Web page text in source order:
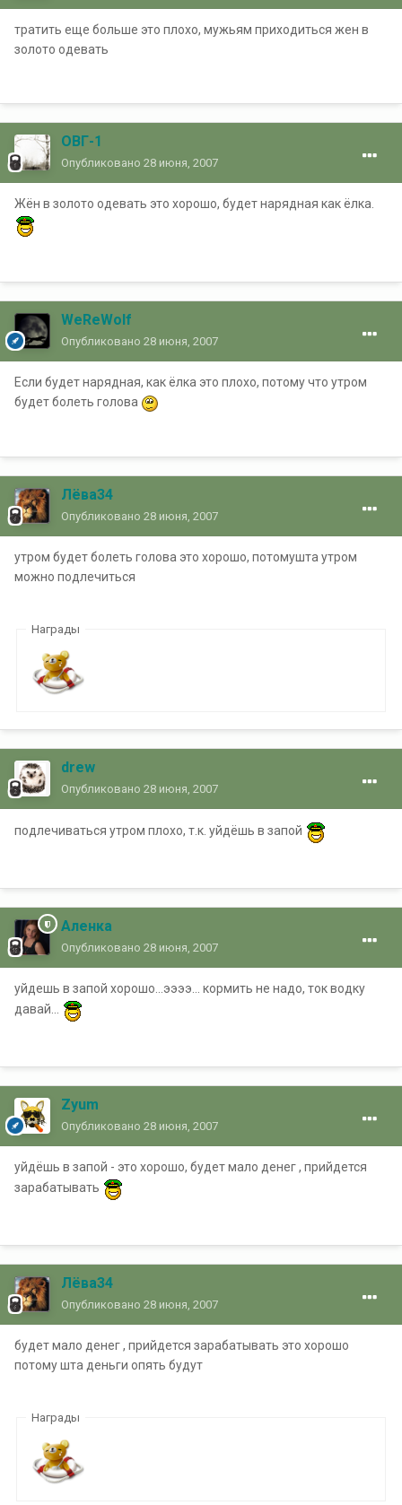
тратить еще больше это плохо, мужьям приходиться жен в
золото одевать
ОВГ-1
Опубликовано 28 июня, 2007
Жён в золото одевать это хорошо, будет нарядная как ёлка.
WeReWolf
Опубликовано 28 июня, 2007
Если будет нарядная, как ёлка это плохо, потому что утром
будет болеть голова
Лёва34
Опубликовано 28 июня, 2007
утром будет болеть голова это хорошо, потомушта утром
можно подлечиться
Награды
drew
Опубликовано 28 июня, 2007
подлечиваться утром плохо, т.к. уйдёшь в запой
Аленка
Опубликовано 28 июня, 2007
уйдешь в запой хорошо...ээээ... кормить не надо, ток водку
давай...
Zyum
Опубликовано 28 июня, 2007
уйдёшь в запой - это хорошо, будет мало денег , прийдется
зарабатывать
Лёва34
Опубликовано 28 июня, 2007
будет мало денег , прийдется зарабатывать это хорошо
потому шта деньги опять будут
Награды